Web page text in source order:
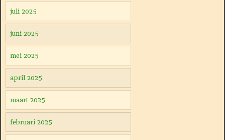
juli 2025
juni 2025
mei 2025
april 2025
maart 2025
februari 2025